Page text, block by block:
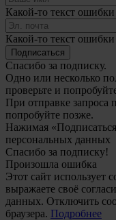
Какой-то текст ошибки
Какой-то текст ошибки
Подписаться
Спасибо за подписку.
Одно или несколько
проверьте и
При отправке
попробуйте позже.
Нажимая
персональных данных
Спасибо за подписку!
Произошла ошибка
Этот сайт использует
выражаете своё
данных. Отключить
браузера. Подробнее